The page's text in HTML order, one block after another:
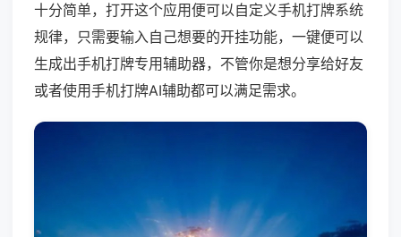
十分简单，打开这个应用便可以自定义手机打牌系统
规律，只需要输入自己想要的开挂功能，一键便可以
生成出手机打牌专用辅助器，不管你是想分享给好友
或者使用手机打牌AI辅助都可以满足需求。